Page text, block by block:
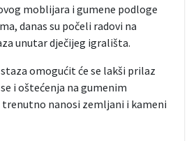
moblijara i gumene podloge
danas su počeli radovi na
unutar dječijeg igrališta.
omogućit će se lakši prilaz
i oštećenja na gumenim
trenutno nanosi zemljani i kameni